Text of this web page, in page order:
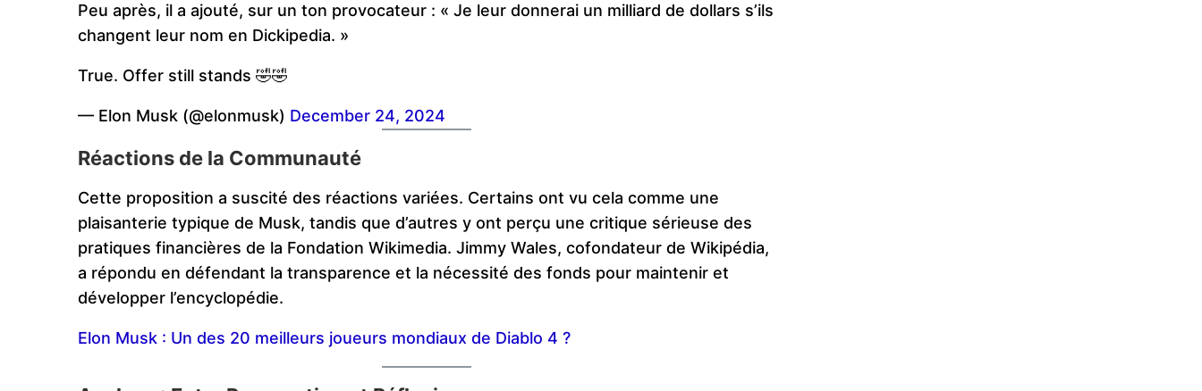
Peu après, il a ajouté, sur un ton provocateur : « Je leur donnerai un milliard de dollars s’ils
changent leur nom en Dickipedia. »
True. Offer still stands 🤣🤣
— Elon Musk (@elonmusk) December 24, 2024
Réactions de la Communauté
Cette proposition a suscité des réactions variées. Certains ont vu cela comme une
plaisanterie typique de Musk, tandis que d’autres y ont perçu une critique sérieuse des
pratiques financières de la Fondation Wikimedia. Jimmy Wales, cofondateur de Wikipédia,
a répondu en défendant la transparence et la nécessité des fonds pour maintenir et
développer l’encyclopédie.
Elon Musk : Un des 20 meilleurs joueurs mondiaux de Diablo 4 ?